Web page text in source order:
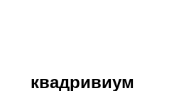
квадривиум